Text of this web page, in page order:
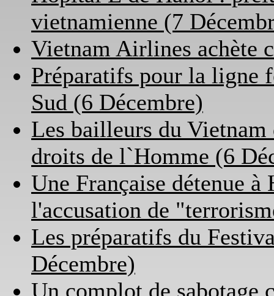
vietnamienne (7
Vietnam Airlines achète
Préparatifs pour la ligne
Sud (6 Décembre)
Les bailleurs du Vietnam
droits de l`Homme (6
Une Française détenue
l'accusation de
Les préparatifs du
Décembre)
Un complot de sabotage